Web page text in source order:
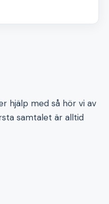
hjälp med så hör vi av
samtalet är alltid